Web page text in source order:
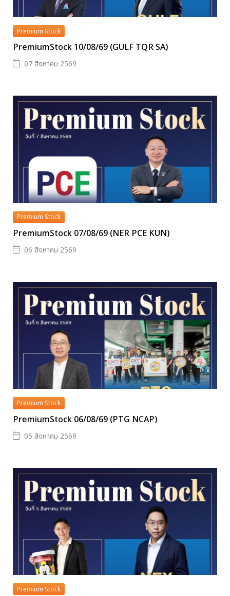
Premium Stock
PremiumStock 10/08/69 (GULF TQR SA)
07 สิงหาคม 2569
Premium Stock
PremiumStock 07/08/69 (NER PCE KUN)
06 สิงหาคม 2569
Premium Stock
PremiumStock 06/08/69 (PTG NCAP)
05 สิงหาคม 2569
Premium Stock